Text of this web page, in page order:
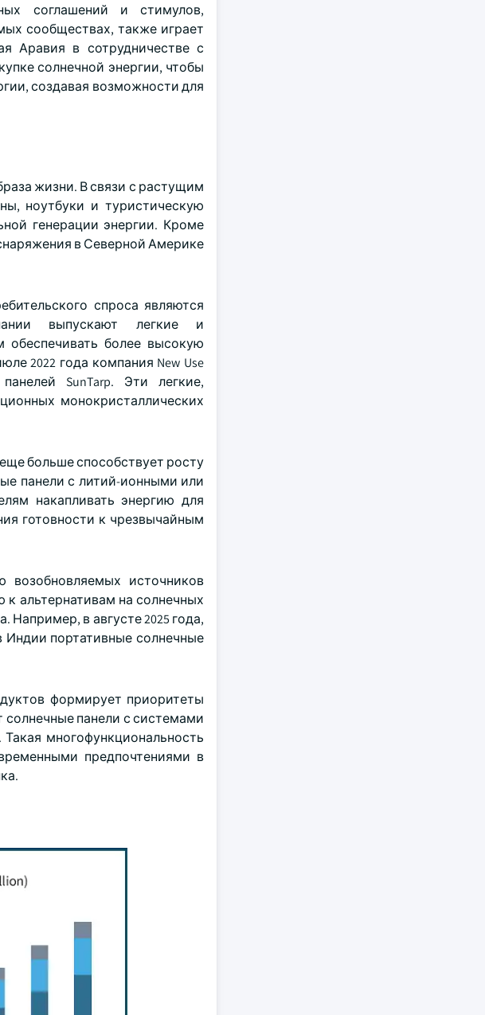
соглашений и стимулов,
сообществах, также играет
Аравия в сотрудничестве с
солнечной энергии, чтобы
создавая возможности для
жизни. В связи с растущим
ноутбуки и туристическую
генерации энергии. Кроме
в Северной Америке
спроса являются
выпускают легкие и
обеспечивать более высокую
2022 года компания New Use
SunTarp. Эти легкие,
монокристаллических
больше способствует росту
панели с литий-ионными или
накапливать энергию для
готовности к чрезвычайным
возобновляемых источников
альтернативам на солнечных
в августе 2025 года,
Индии портативные солнечные
формирует приоритеты
панели с системами
многофункциональность
предпочтениями в